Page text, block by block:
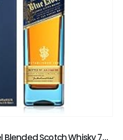
Johnnie Walker Blue Label Blended Scotch Whisky 70 cl